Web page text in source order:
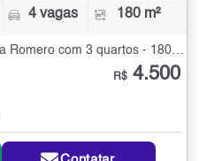
4 vagas 180 m²
R$ 4.500